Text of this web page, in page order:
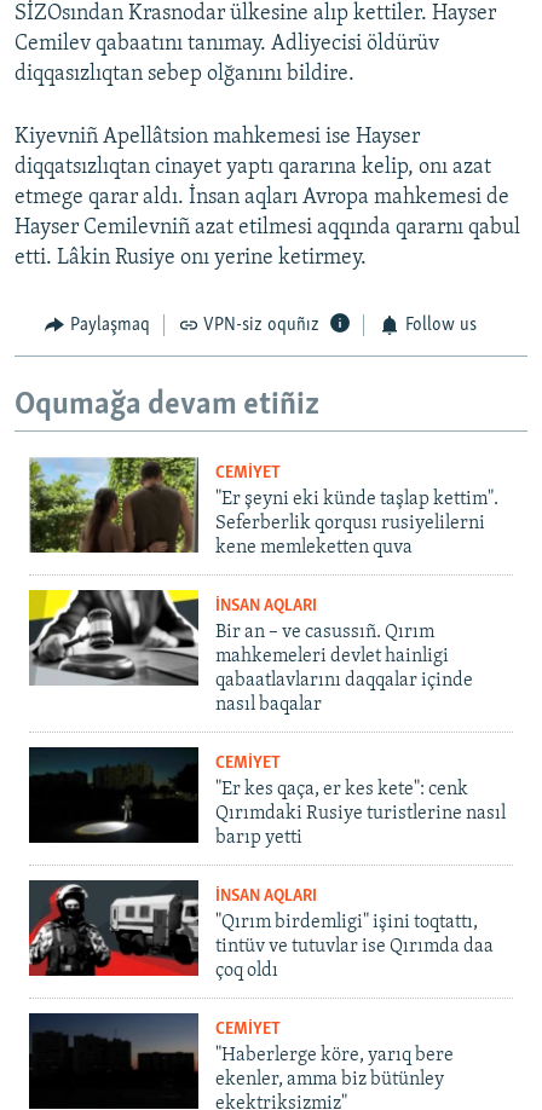
SİZOsından Krasnodar ülkesine alıp kettiler. Hayser
Cemilev qabaatını tanımay. Adliyecisi öldürüv
diqqasızlıqtan sebep olğanını bildire.
Kiyevniñ Apellâtsion mahkemesi ise Hayser
diqqatsızlıqtan cinayet yaptı qararına kelip, onı azat
etmege qarar aldı. İnsan aqları Avropa mahkemesi de
Hayser Cemilevniñ azat etilmesi aqqında qararnı qabul
etti. Lâkin Rusiye onı yerine ketirmey.
Paylaşmaq VPN-siz oquñız Follow us
Oqumağa devam etiñiz
CEMİYET
"Er şeyni eki künde taşlap kettim".
Seferberlik qorqusı rusiyelilerni
kene memleketten quva
İNSAN AQLARI
Bir an – ve casussıñ. Qırım
mahkemeleri devlet hainligi
qabaatlavlarını daqqalar içinde
nasıl baqalar
CEMİYET
"Er kes qaça, er kes kete": cenk
Qırımdaki Rusiye turistlerine nasıl
barıp yetti
İNSAN AQLARI
"Qırım birdemligi" işini toqtattı,
tintüv ve tutuvlar ise Qırımda daa
çoq oldı
CEMİYET
"Haberlerge köre, yarıq bere
ekenler, amma biz bütünley
ekektriksizmiz"